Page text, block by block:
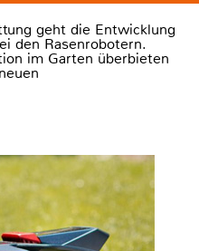
geht die Entwicklung
den Rasenrobotern.
im Garten überbieten